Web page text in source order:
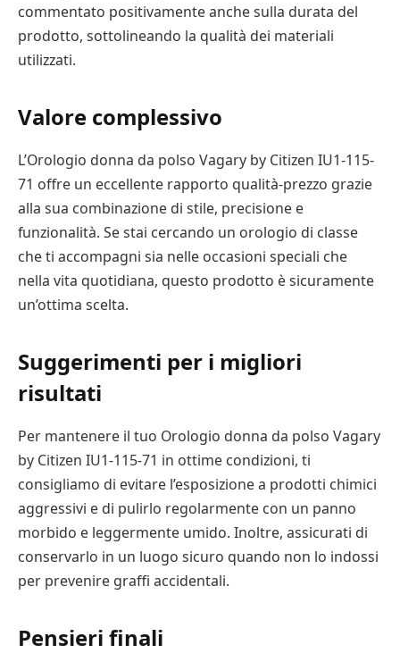
commentato positivamente anche sulla durata del
prodotto, sottolineando la qualità dei materiali
utilizzati.
Valore complessivo
L’Orologio donna da polso Vagary by Citizen IU1-115-
71 offre un eccellente rapporto qualità-prezzo grazie
alla sua combinazione di stile, precisione e
funzionalità. Se stai cercando un orologio di classe
che ti accompagni sia nelle occasioni speciali che
nella vita quotidiana, questo prodotto è sicuramente
un’ottima scelta.
Suggerimenti per i migliori
risultati
Per mantenere il tuo Orologio donna da polso Vagary
by Citizen IU1-115-71 in ottime condizioni, ti
consigliamo di evitare l’esposizione a prodotti chimici
aggressivi e di pulirlo regolarmente con un panno
morbido e leggermente umido. Inoltre, assicurati di
conservarlo in un luogo sicuro quando non lo indossi
per prevenire graffi accidentali.
Pensieri finali